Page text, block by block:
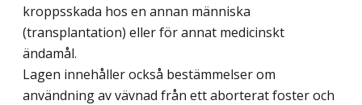
kroppsskada hos en annan människa
(transplantation) eller för annat medicinskt
ändamål.
Lagen innehåller också bestämmelser om
användning av vävnad från ett aborterat foster och